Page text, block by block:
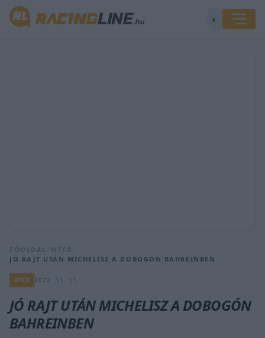
◐
FŐOLDAL WTCR
JÓ RAJT UTÁN MICHELISZ A DOBOGÓN BAHREINBEN
WTCR
JÓ RAJT UTÁN MICHELISZ A DOBOGÓN
BAHREINBEN